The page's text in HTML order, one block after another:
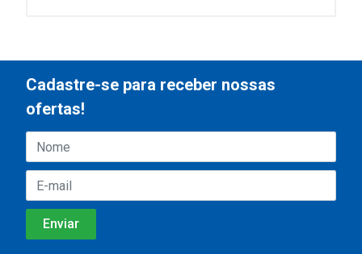
Cadastre-se para receber nossas
ofertas!